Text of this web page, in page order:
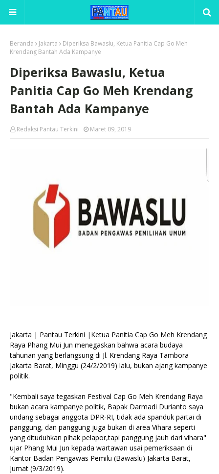
Beranda Jakarta
Diperiksa Bawaslu, Ketua Panitia Cap Go Meh
Krendang Bantah Ada Kampanye
Diperiksa Bawaslu, Ketua
Panitia Cap Go Meh Krendang
Bantah Ada Kampanye
Redaksi Pantau Terkini Maret 09, 2019
Jakarta | Pantau Terkini |Ketua Panitia Cap Go Meh Krendang
Raya Phang Mui Jun menegaskan bahwa acara budaya
tahunan yang berlangsung di Jl. Krendang Raya Tambora
Jakarta Barat, Minggu (24/2/2019) lalu, bukan ajang kampanye
politik.
"Kembali saya tegaskan Festival Cap Go Meh Krendang Raya
bukan acara kampanye politik, Bapak Darmadi Durianto saya
undang sebagai anggota DPR-RI, tidak ada spanduk partai di
panggung, dan panggung juga bukan di area Vihara seperti
yang dituduhkan pihak pelapor,tapi panggung jauh dari vihara"
ujar Phang Mui Jun kepada wartawan usai pemeriksaan di
Kantor Badan Pengawas Pemilu (Bawaslu) Jakarta Barat,
Jumat (9/3/2019).